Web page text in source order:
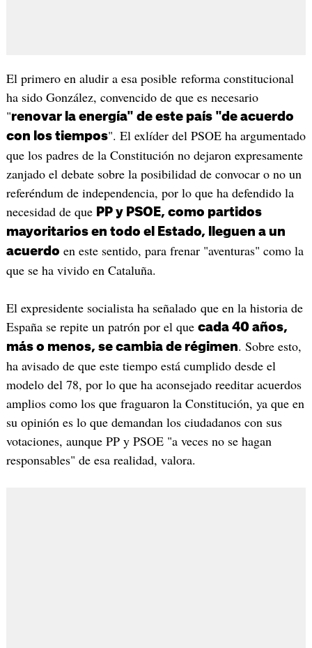
El primero en aludir a esa posible reforma constitucional
ha sido González, convencido de que es necesario
"renovar la energía" de este país "de acuerdo
con los tiempos". El exlíder del PSOE ha argumentado
que los padres de la Constitución no dejaron expresamente
zanjado el debate sobre la posibilidad de convocar o no un
referéndum de independencia, por lo que ha defendido la
necesidad de que PP y PSOE, como partidos
mayoritarios en todo el Estado, lleguen a un
acuerdo en este sentido, para frenar "aventuras" como la
que se ha vivido en Cataluña.
El expresidente socialista ha señalado que en la historia de
España se repite un patrón por el que cada 40 años,
más o menos, se cambia de régimen. Sobre esto,
ha avisado de que este tiempo está cumplido desde el
modelo del 78, por lo que ha aconsejado reeditar acuerdos
amplios como los que fraguaron la Constitución, ya que en
su opinión es lo que demandan los ciudadanos con sus
votaciones, aunque PP y PSOE "a veces no se hagan
responsables" de esa realidad, valora.